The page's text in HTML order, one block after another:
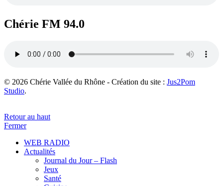
Chérie FM 94.0
© 2026 Chérie Vallée du Rhône - Création du site : Jus2Pom
Studio.
Retour au haut
Fermer
WEB RADIO
Actualités
Journal du Jour – Flash
Jeux
Santé